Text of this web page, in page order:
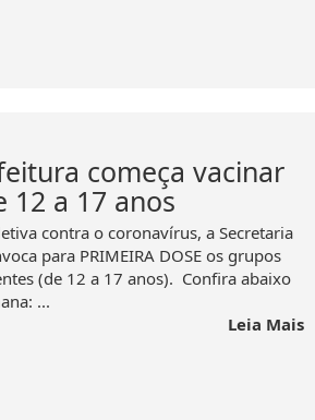
começa vacinar
a 17 anos
contra o coronavírus, a Secretaria
para PRIMEIRA DOSE os grupos
(de 12 a 17 anos). Confira abaixo
...
Leia Mais